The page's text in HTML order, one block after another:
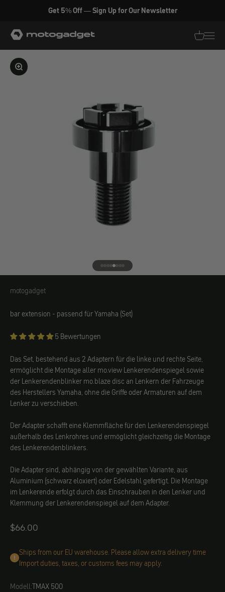
Zum Inhalt springen
Get 5% Off — Sign Up for Our Newsletter
motogadget GmbH
Bild vergrößern
Gehe zu Element 1
Gehe zu Element 2
Gehe zu Element 3
Gehe zu Element 4
Gehe zu Element 5
Gehe zu Element 6
Gehe zu Element 7
Gehe zu Element 8
motogadget
motogadget
bar extension - passend für Yamaha (Set)
5 Bewertungen
Das Set, bestehend aus 2 Adaptern für die linke und rechte Seite,
ermöglicht die Montage aller mo.view Lenkerendenspiegel sowie
der Lenkerendenblinker mo.blaze disc an Lenkern der Fahrzeuge
des Herstellers Yamaha, ohne die Griffe oder Armaturen auf dem
Lenker zu verschieben.
Der Adapter schafft eine Klemmfläche für den Lenkerendenspiegel
außerhalb des Lenkrohres und ermöglicht gleichzeitig die Montage
des Lenkerendenblinkers.
Die Adapter sind, abhängig von der gewählten Variante, aus
Aluminium (schwarz eloxiert) oder Edelstahl gefertigt. Die Montage
im Lenkerende erfolgt durch das Einschrauben in den Lenker und
Klemmung der Lenkerendenspiegel auf dem Adapter.
Angebot
$66.00
Ships from our EU warehouse. Please allow extra delivery time
Import duties, taxes, or customs fees may apply.
Modell:TMAX 500